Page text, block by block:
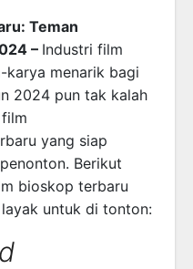
Teman
– Industri film
karya menarik bagi
2024 pun tak kalah
yang siap
Berikut
bioskop terbaru
untuk di tonton: